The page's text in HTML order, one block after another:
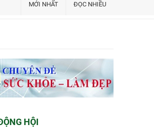
MỚI NHẤT ĐỌC NHIỀU
HỘI